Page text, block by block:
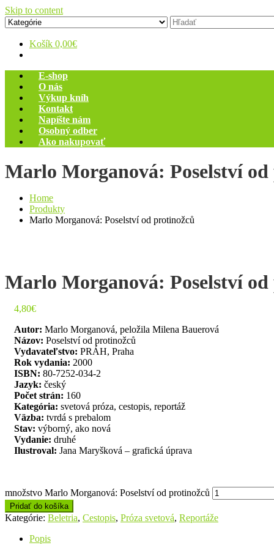
Skip to content
Zelený dom
Antikvariát
Košík 0,00€
E-shop
O nás
Výkup kníh
Kontakt
Napíšte nám
Osobný odber
Ako nakupovať
Marlo Morganová: Poselství
Home
Produkty
Marlo Morganová: Poselství od protinožců
Marlo Morganová: Poselství
4,80€
Autor: Marlo Morganová, peložila Milena Bauerová
Názov: Poselství od protinožců
Vydavateľstvo: PRÁH, Praha
Rok vydania: 2000
ISBN: 80-7252-034-2
Jazyk: český
Počet strán: 160
Kategória: svetová próza, cestopis, reportáž
Väzba: tvrdá s prebalom
Stav: výborný, ako nová
Vydanie: druhé
Ilustroval: Jana Maryšková – grafická úprava
množstvo Marlo Morganová: Poselství od protinožců
Pridať do košíka
Kategórie: Beletria, Cestopis, Próza svetová, Reportáže
Popis